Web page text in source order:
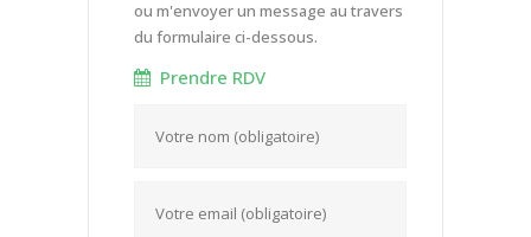
ou m'envoyer un message au travers
du formulaire ci-dessous.
Prendre RDV